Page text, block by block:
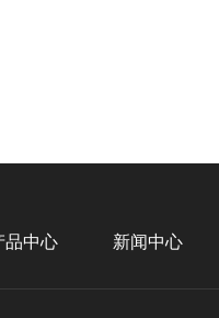
品中心 新闻中心